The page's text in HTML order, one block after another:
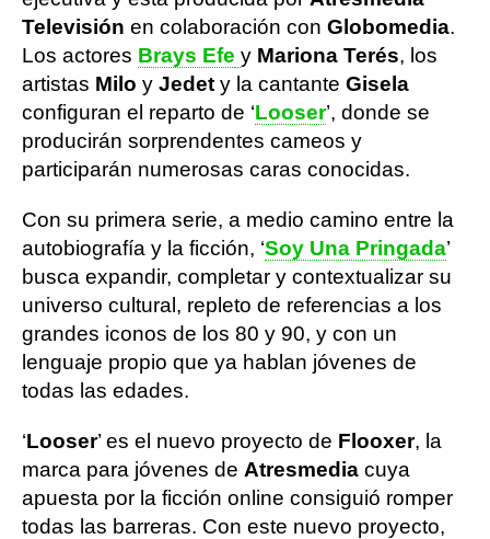
Televisión en colaboración con Globomedia.
Los actores Brays Efe y Mariona Terés, los
artistas Milo y Jedet y la cantante Gisela
configuran el reparto de ‘Looser’, donde se
producirán sorprendentes cameos y
participarán numerosas caras conocidas.
Con su primera serie, a medio camino entre la
autobiografía y la ficción, ‘Soy Una Pringada’
busca expandir, completar y contextualizar su
universo cultural, repleto de referencias a los
grandes iconos de los 80 y 90, y con un
lenguaje propio que ya hablan jóvenes de
todas las edades.
‘Looser’ es el nuevo proyecto de Flooxer, la
marca para jóvenes de Atresmedia cuya
apuesta por la ficción online consiguió romper
todas las barreras. Con este nuevo proyecto,